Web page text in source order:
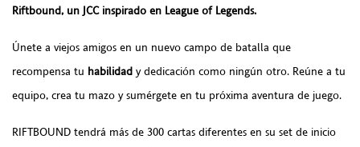
Riftbound, un JCC inspirado en League of Legends.
Únete a viejos amigos en un nuevo campo de batalla que
recompensa tu habilidad y dedicación como ningún otro. Reúne a tu
equipo, crea tu mazo y sumérgete en tu próxima aventura de juego.
RIFTBOUND tendrá más de 300 cartas diferentes en su set de inicio